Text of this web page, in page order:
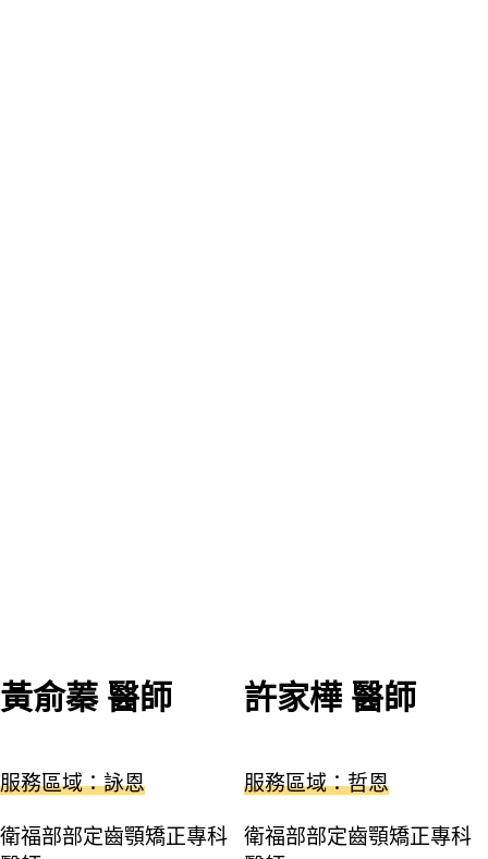
黃俞蓁 醫師 許家樺 醫師
服務區域：詠恩
衛福部部定齒顎矯正專科
服務區域：哲恩
衛福部部定齒顎矯正專科